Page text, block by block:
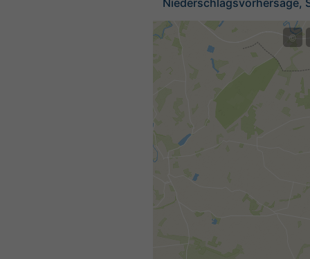
Niederschlagsvorhersage,
©